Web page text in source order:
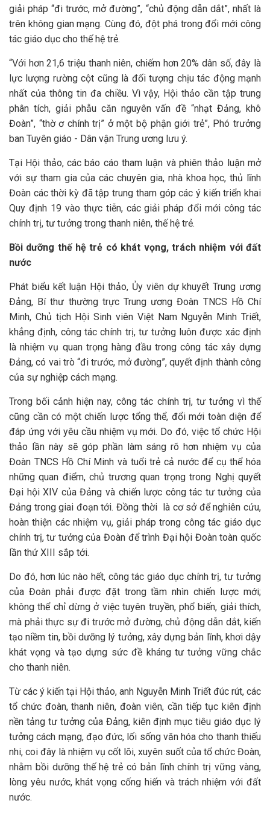
giải pháp “đi trước, mở đường”, “chủ động dẫn dắt”, nhất là
trên không gian mạng. Cùng đó, đột phá trong đổi mới công
tác giáo dục cho thế hệ trẻ.
“Với hơn 21,6 triệu thanh niên, chiếm hơn 20% dân số, đây là
lực lượng rường cột cũng là đối tượng chịu tác động mạnh
nhất của thông tin đa chiều. Vì vậy, Hội thảo cần tập trung
phân tích, giải phẫu căn nguyên vấn đề “nhạt Đảng, khô
Đoàn”, “thờ ơ chính trị” ở một bộ phận giới trẻ”, Phó trưởng
ban Tuyên giáo - Dân vận Trung ương lưu ý.
Tại Hội thảo, các báo cáo tham luận và phiên thảo luận mở
với sự tham gia của các chuyên gia, nhà khoa học, thủ lĩnh
Đoàn các thời kỳ đã tập trung tham góp các ý kiến triển khai
Quy định 19 vào thực tiễn, các giải pháp đổi mới công tác
chính trị, tư tưởng trong thanh niên, thế hệ trẻ.
Bồi dưỡng thế hệ trẻ có khát vọng, trách nhiệm với đất
nước
Phát biểu kết luận Hội thảo, Ủy viên dự khuyết Trung ương
Đảng, Bí thư thường trực Trung ương Đoàn TNCS Hồ Chí
Minh, Chủ tịch Hội Sinh viên Việt Nam Nguyễn Minh Triết,
khẳng định, công tác chính trị, tư tưởng luôn được xác định
là nhiệm vụ quan trọng hàng đầu trong công tác xây dựng
Đảng, có vai trò “đi trước, mở đường”, quyết định thành công
của sự nghiệp cách mạng.
Trong bối cảnh hiện nay, công tác chính trị, tư tưởng vì thế
cũng cần có một chiến lược tổng thể, đổi mới toàn diện để
đáp ứng với yêu cầu nhiệm vụ mới. Do đó, việc tổ chức Hội
thảo lần này sẽ góp phần làm sáng rõ hơn nhiệm vụ của
Đoàn TNCS Hồ Chí Minh và tuổi trẻ cả nước để cụ thể hóa
những quan điểm, chủ trương quan trọng trong Nghị quyết
Đại hội XIV của Đảng và chiến lược công tác tư tưởng của
Đảng trong giai đoạn tới. Đồng thời là cơ sở để nghiên cứu,
hoàn thiện các nhiệm vụ, giải pháp trong công tác giáo dục
chính trị, tư tưởng của Đoàn để trình Đại hội Đoàn toàn quốc
lần thứ XIII sắp tới.
Do đó, hơn lúc nào hết, công tác giáo dục chính trị, tư tưởng
của Đoàn phải được đặt trong tầm nhìn chiến lược mới;
không thể chỉ dừng ở việc tuyên truyền, phổ biến, giải thích,
mà phải thực sự đi trước mở đường, chủ động dẫn dắt, kiến
tạo niềm tin, bồi dưỡng lý tưởng, xây dựng bản lĩnh, khơi dậy
khát vọng và tạo dựng sức đề kháng tư tưởng vững chắc
cho thanh niên.
Từ các ý kiến tại Hội thảo, anh Nguyễn Minh Triết đúc rút, các
tổ chức đoàn, thanh niên, đoàn viên, cần tiếp tục kiên định
nền tảng tư tưởng của Đảng, kiên định mục tiêu giáo dục lý
tưởng cách mạng, đạo đức, lối sống văn hóa cho thanh thiếu
nhi, coi đây là nhiệm vụ cốt lõi, xuyên suốt của tổ chức Đoàn,
nhằm bồi dưỡng thế hệ trẻ có bản lĩnh chính trị vững vàng,
lòng yêu nước, khát vọng cống hiến và trách nhiệm với đất
nước.